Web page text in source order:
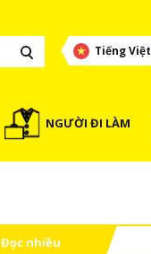
Tiếng Việt
NGƯỜI ĐI LÀM
Đọc nhiều